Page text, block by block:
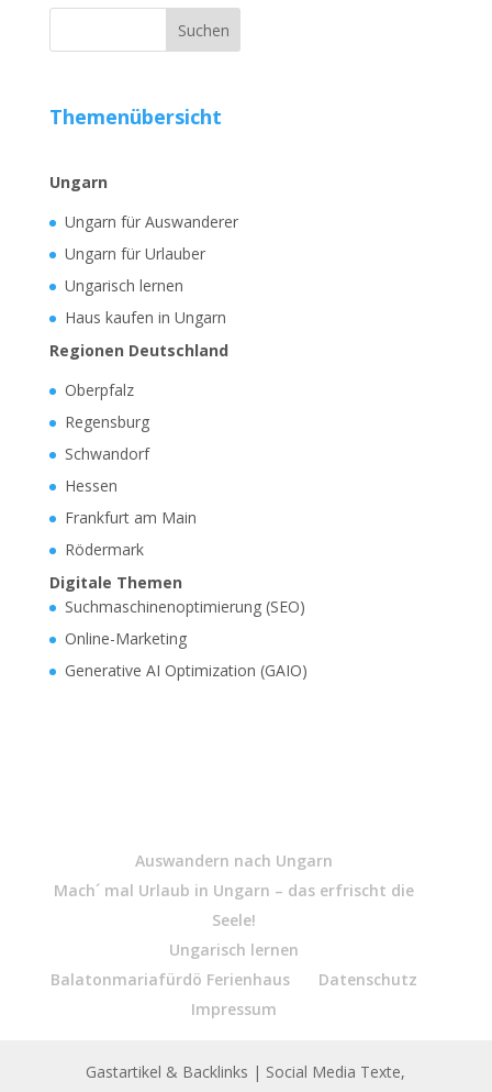
Themenübersicht
Ungarn
Ungarn für Auswanderer
Ungarn für Urlauber
Ungarisch lernen
Haus kaufen in Ungarn
Regionen Deutschland
Oberpfalz
Regensburg
Schwandorf
Hessen
Frankfurt am Main
Rödermark
Digitale Themen
Suchmaschinenoptimierung (SEO)
Online-Marketing
Generative AI Optimization (GAIO)
Auswandern nach Ungarn
Mach´ mal Urlaub in Ungarn – das erfrischt die
Seele!
Ungarisch lernen
Balatonmariafürdö Ferienhaus
Datenschutz
Impressum
Gastartikel & Backlinks | Social Media Texte,